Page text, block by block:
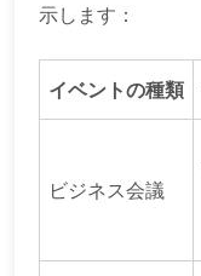
示します：
イベントの種類
ビジネス会議